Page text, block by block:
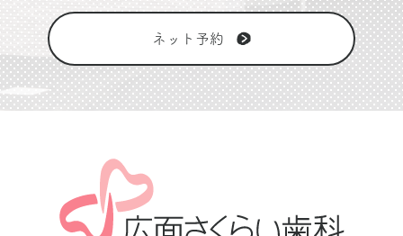
ネット予約